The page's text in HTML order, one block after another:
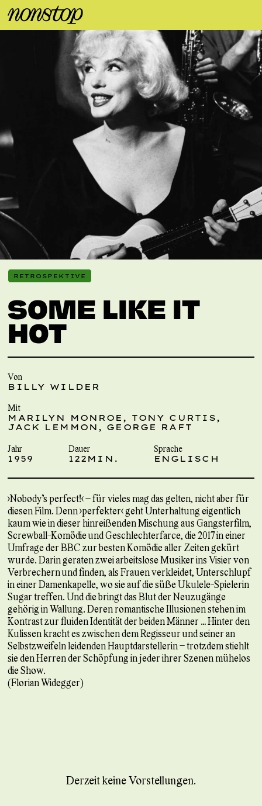
Derzeit keine Vorstellungen.
RETROSPEKTIVE
SOME LIKE IT
HOT
Von
BILLY WILDER
Mit
MARILYN MONROE, TONY CURTIS,
JACK LEMMON, GEORGE RAFT
Jahr
1959
Dauer
122MIN.
Sprache
ENGLISCH
»Nobody’s perfect!« – für vieles mag das gelten, nicht aber für
diesen Film. Denn »perfekter« geht Unterhaltung eigentlich
kaum wie in dieser hinreißenden Mischung aus Gangsterfilm,
Screwball-Komödie und Geschlechterfarce, die 2017 in einer
Umfrage der BBC zur besten Komödie aller Zeiten gekürt
wurde. Darin geraten zwei arbeitslose Musiker ins Visier von
Verbrechern und finden, als Frauen verkleidet, Unterschlupf
in einer Damenkapelle, wo sie auf die süße Ukulele-Spielerin
Sugar treffen. Und die bringt das Blut der Neuzugänge
gehörig in Wallung. Deren romantische Illusionen stehen im
Kontrast zur fluiden Identität der beiden Männer … Hinter den
Kulissen kracht es zwischen dem Regisseur und seiner an
Selbstzweifeln leidenden Hauptdarstellerin – trotzdem stiehlt
sie den Herren der Schöpfung in jeder ihrer Szenen mühelos
die Show.
(Florian Widegger)